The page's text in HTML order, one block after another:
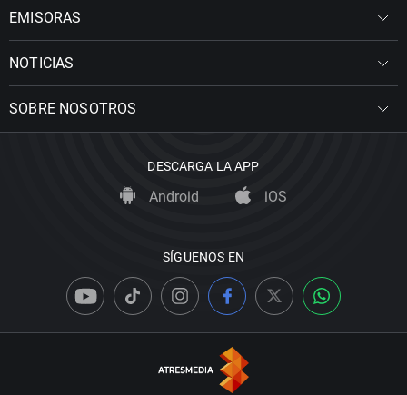
EMISORAS
NOTICIAS
SOBRE NOSOTROS
DESCARGA LA APP
Android iOS
SÍGUENOS EN